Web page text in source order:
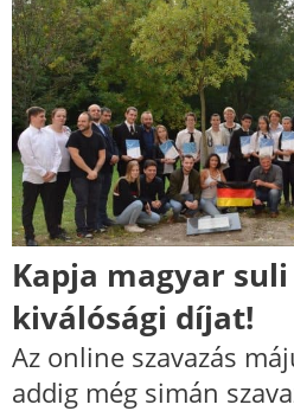
Kapja magyar
kiválósági díjat!
Az online szavazás
addig még simán